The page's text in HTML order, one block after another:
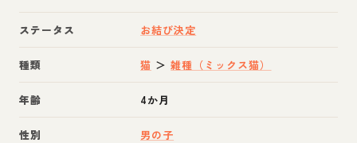
ステータス お結び決定
種類 猫 ＞雑種（ミックス猫）
年齢 4か月
性別 男の子